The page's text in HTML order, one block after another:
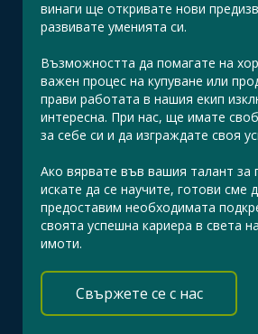
винаги ще откривате нови
развивате уменията си.
Възможността да помагате на
важен процес на купуване или
прави работата в нашия екип
интересна. При нас, ще имате
за себе си и да изграждате своя
Ако вярвате във вашия талант за
искате да се научите, готови сме
предоставим необходимата
своята успешна кариера в света
имоти.
Свържете се с нас